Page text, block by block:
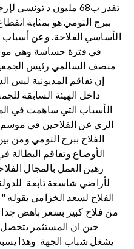
تقدر ب68 مليون د
ببرج التومي هو بمثابة
الأساسي الفلاحة. وعن
في فترة حساسة وهي
منصف السالمي رئيس
إن تفاقم المديونية ليس
داخل الهيئة السابقة
الأسباب التي ساهمت في
الري عن الفلاحين في موسم
الفلاح ببرج التومي ومن
الأوضاع وتفاقم
رهين العمل بالمجال
لأراضي شاسعة تابعة
الفلاح لسعد الخزامي بقوله
من فلاح كبير بسعر باهض
حين ان المستثمر يتحصل
يشغل شباب الجهة وهذا